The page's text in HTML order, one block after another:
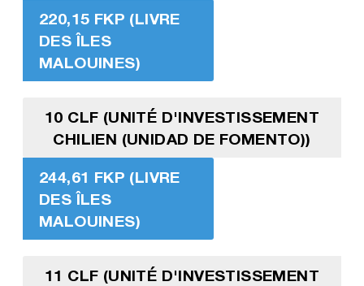
220,15 FKP (LIVRE
DES ÎLES
MALOUINES)
10 CLF (UNITÉ D'INVESTISSEMENT
CHILIEN (UNIDAD DE FOMENTO))
244,61 FKP (LIVRE
DES ÎLES
MALOUINES)
11 CLF (UNITÉ D'INVESTISSEMENT